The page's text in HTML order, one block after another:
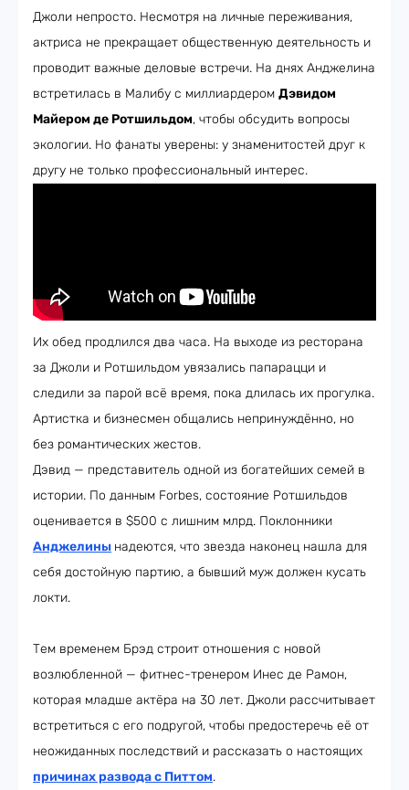
Джоли непросто. Несмотря на личные переживания,
актриса не прекращает общественную деятельность и
проводит важные деловые встречи. На днях Анджелина
встретилась в Малибу с миллиардером Дэвидом
Майером де Ротшильдом, чтобы обсудить вопросы
экологии. Но фанаты уверены: у знаменитостей друг к
другу не только профессиональный интерес.
Их обед продлился два часа. На выходе из ресторана
за Джоли и Ротшильдом увязались папарацци и
следили за парой всё время, пока длилась их прогулка.
Артистка и бизнесмен общались непринуждённо, но
без романтических жестов.
Дэвид — представитель одной из богатейших семей в
истории. По данным Forbes, состояние Ротшильдов
оценивается в $500 с лишним млрд. Поклонники
Анджелины надеются, что звезда наконец нашла для
себя достойную партию, а бывший муж должен кусать
локти.
Тем временем Брэд строит отношения с новой
возлюбленной — фитнес-тренером Инес де Рамон,
которая младше актёра на 30 лет. Джоли рассчитывает
встретиться с его подругой, чтобы предостеречь её от
неожиданных последствий и рассказать о настоящих
причинах развода с Питтом.